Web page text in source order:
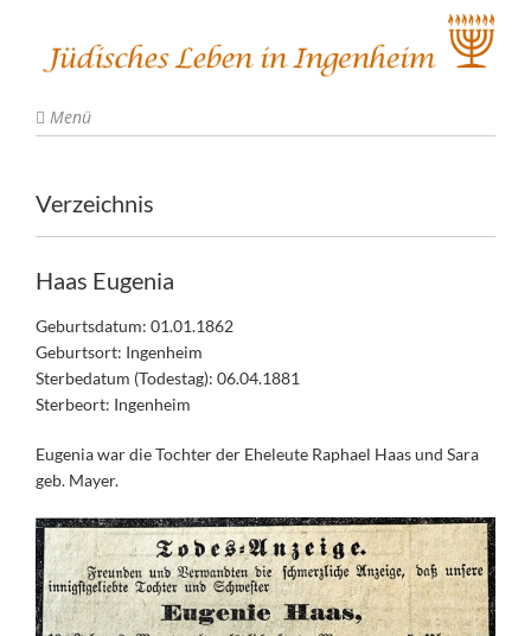
Menü
Verzeichnis
Haas Eugenia
Geburtsdatum: 01.01.1862
Geburtsort: Ingenheim
Sterbedatum (Todestag): 06.04.1881
Sterbeort: Ingenheim
Eugenia war die Tochter der Eheleute Raphael Haas und Sara
geb. Mayer.